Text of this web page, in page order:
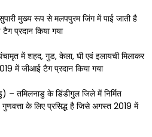
मुख्य रूप से मलपपुरम जिंग में पाई जाती है
प्रदान किया गया
में शहद, गुड, केला, घी एवं इलायची मिलाकर
में जीआई टैग प्रदान किया गया
– तमिलनाडु के डिंडीगुल जिले में निर्मित
गुणवत्ता के लिए प्रसिद्ध है जिसे अगस्त 2019 में